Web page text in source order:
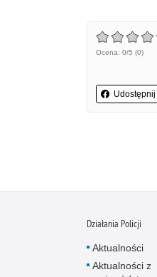
Ocena: 0/5 (0)
Udostępnij
Działania Policji
Aktualności
Aktualności z